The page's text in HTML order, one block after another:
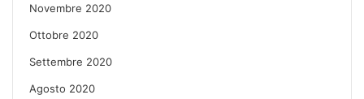
Novembre 2020
Ottobre 2020
Settembre 2020
Agosto 2020